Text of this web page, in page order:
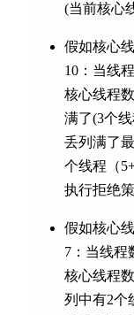
(当前核心
假如核心
10：当线
核心线程
满了(3个
丢列满了
个线程（
执行拒绝策
假如核心
7：当线程
核心线程
列中有2个